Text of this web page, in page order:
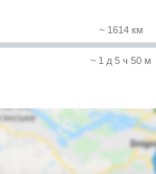
~ 1614 км
~ 1 д 5 ч 50 м